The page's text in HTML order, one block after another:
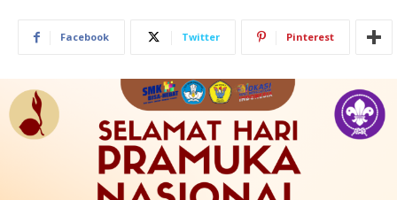
Facebook Twitter Pinterest